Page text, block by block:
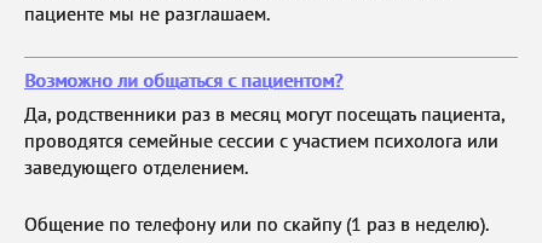
пациенте мы не разглашаем.
Возможно ли общаться с пациентом?
Да, родственники раз в месяц могут посещать пациента,
проводятся семейные сессии с участием психолога или
заведующего отделением.
Общение по телефону или по скайпу (1 раз в неделю).